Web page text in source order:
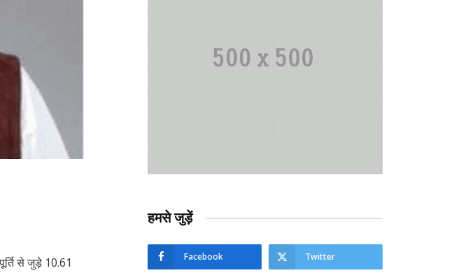
से जुड़े 10.61
हमसे जुड़ें
Facebook Twitter